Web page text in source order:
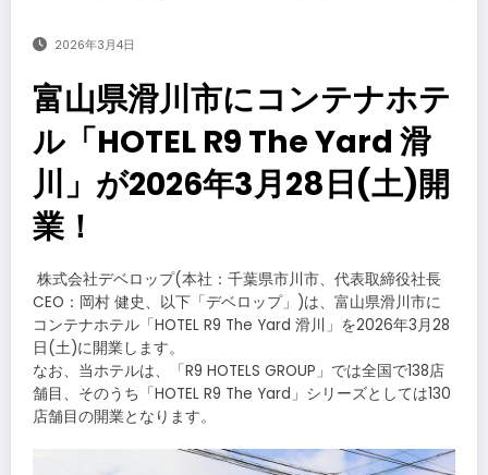
2026年3月4日
富山県滑川市にコンテナホテ
ル「HOTEL R9 The Yard 滑
川」が2026年3月28日(土)開
業！
​株式会社デベロップ(本社：千葉県市川市、代表取締役社長
CEO：岡村 健史、以下「デベロップ」)は、富山県滑川市に
コンテナホテル「HOTEL R9 The Yard 滑川」を2026年3月28
日(土)に開業します。
なお、当ホテルは、「R9 HOTELS GROUP」では全国で138店
舗目、そのうち「HOTEL R9 The Yard」シリーズとしては130
店舗目の開業となります。